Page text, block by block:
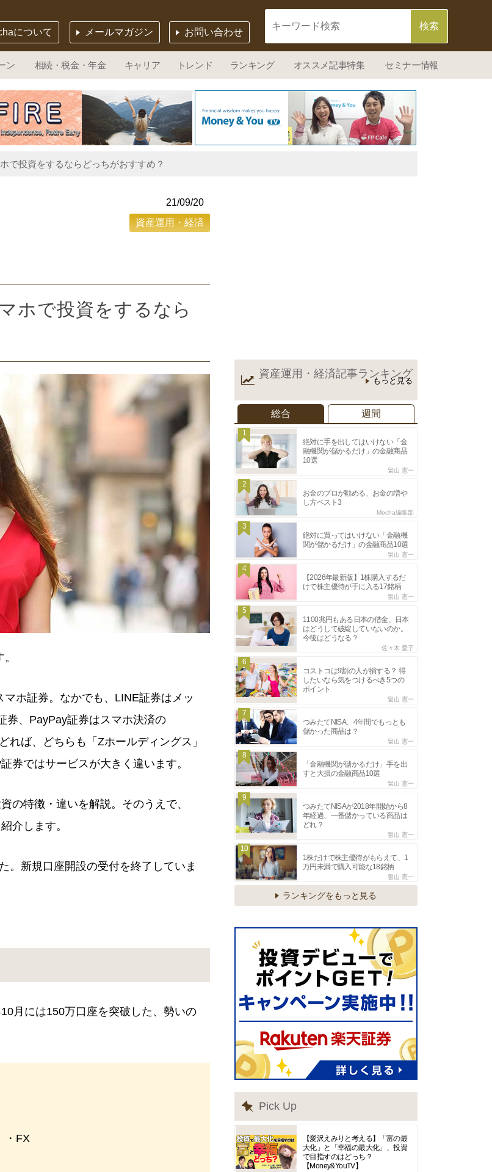
お問い合わせ
メールマガジン
について
ン 相続・税金・年金 キャリア トレンド ランキング オススメ記事特集 セミナー情報
で投資をするならどっちがおすすめ？
21/09/20
資産運用・経済
ホで投資をするなら
ホ証券。なかでも、LINE証券はメッ
券、PayPay証券はスマホ決済の
れば、どちらも「Zホールディングス」
券ではサービスが大きく違います。
の特徴・違いを解説。そのうえで、
介します。
。新規口座開設の受付を終了していま
月には150万口座を突破した、勢いの
・FX
資産運用・経済記事ランキング
もっと見る
総合 週間
1
絶対に手を出してはいけない「金
融機関が儲かるだけ」の金融商品
10選
畠山 憲一
2
お金のプロが勧める、お金の増や
し方ベスト3
Mocha編集部
3
絶対に買ってはいけない「金融機
関が儲かるだけ」の金融商品10選
畠山 憲一
4
【2026年最新版】1株購入するだ
けで株主優待が手に入る17銘柄
畠山 憲一
5
1100兆円もある日本の借金、日本
はどうして破綻していないのか。
今後はどうなる？
佐々木 愛子
6
コストコは9割の人が損する？ 得
したいなら気をつけるべき5つの
ポイント
畠山 憲一
7
つみたてNISA、4年間でもっとも
儲かった商品は？
畠山 憲一
8
「金融機関が儲かるだけ」手を出
すと大損の金融商品10選
畠山 憲一
9
つみたてNISAが2018年開始から8
年経過、一番儲かっている商品は
どれ？
畠山 憲一
10
1株だけで株主優待がもらえて、1
万円未満で購入可能な18銘柄
畠山 憲一
ランキングをもっと見る
Pick Up
【愛沢えみりと考える】「富の最
大化」と「幸福の最大化」、投資
で目指すのはどっち？
【Money&YouTV】